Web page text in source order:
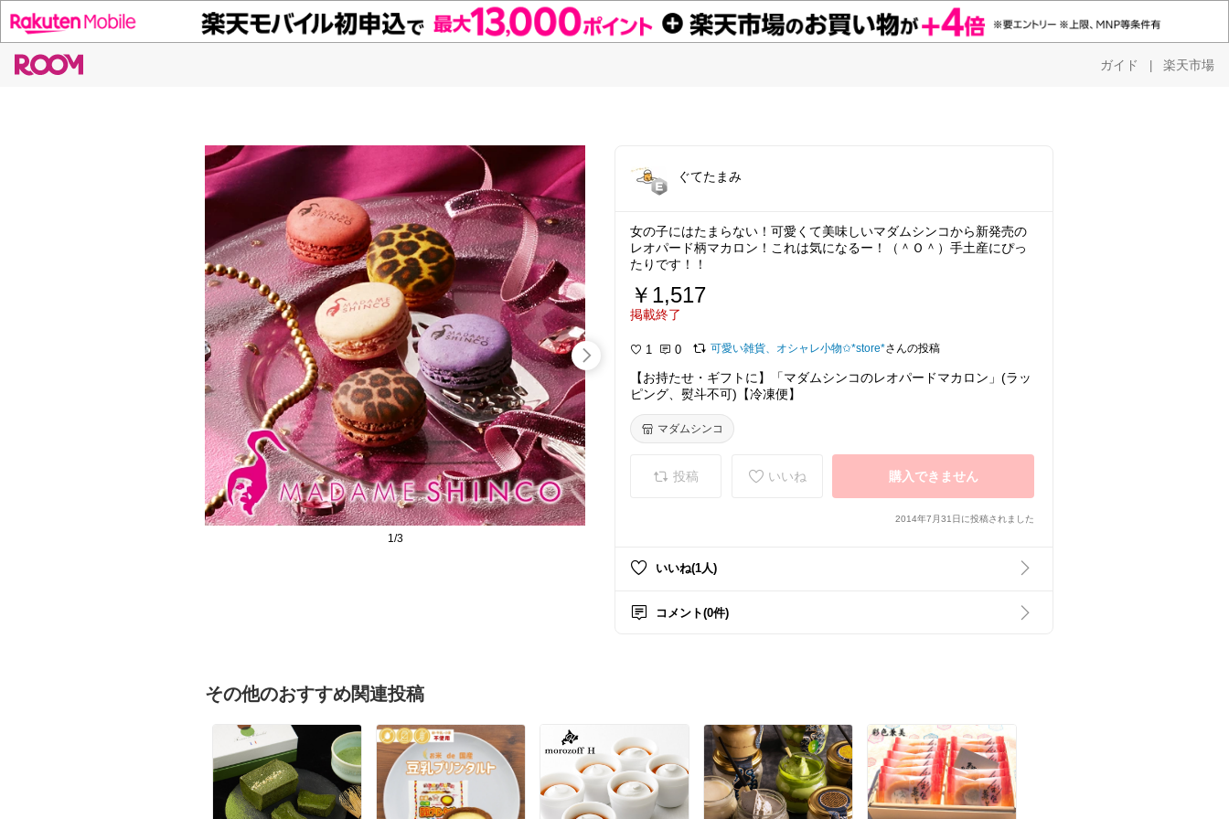
ガイド | 楽天市場
1/3
ぐてたまみ
女の子にはたまらない！可愛くて美味しいマダムシンコから新発売の
レオパード柄マカロン！これは気になるー！（＾Ｏ＾）手土産にぴっ
たりです！！
￥1,517
掲載終了
1 0 可愛い雑貨、オシャレ小物✩*store*さんの投稿
【お持たせ・ギフトに】「マダムシンコのレオパードマカロン」(ラッ
ピング、熨斗不可)【冷凍便】
マダムシンコ
投稿 いいね 購入できません
2014年7月31日に投稿されました
いいね(1人)
コメント(0件)
その他のおすすめ関連投稿